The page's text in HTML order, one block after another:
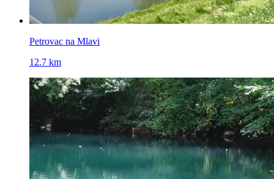
Petrovac na Mlavi
12.7 km